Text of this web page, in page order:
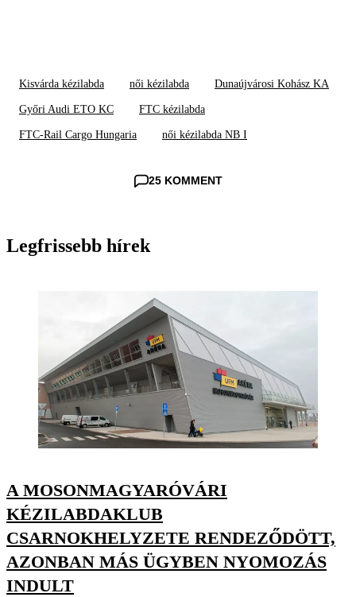
Kisvárda kézilabda női kézilabda Dunaújvárosi Kohász KA
Győri Audi ETO KC FTC kézilabda
FTC-Rail Cargo Hungaria női kézilabda NB I
25 KOMMENT
Legfrissebb hírek
A MOSONMAGYARÓVÁRI
KÉZILABDAKLUB
CSARNOKHELYZETE RENDEZŐDÖTT,
AZONBAN MÁS ÜGYBEN NYOMOZÁS
INDULT